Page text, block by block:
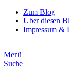
Zum Blog
Über diesen
Impressum &
Menü
Suche